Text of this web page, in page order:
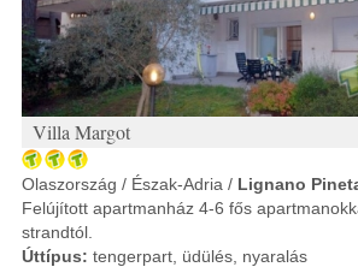
Villa Margot
Olaszország / Észak-Adria / Lignano
Felújított apartmanház 4-6 fős
strandtól.
Úttípus: tengerpart, üdülés, nyaralás